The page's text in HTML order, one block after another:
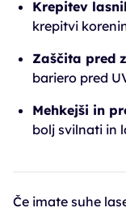
Krepitev
krepitvi
Zaščita pred
bariero pred
Mehkejši in
bolj svilnati in
Če imate suhe